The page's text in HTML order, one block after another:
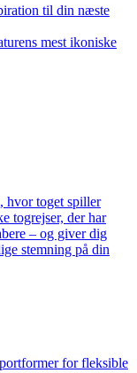
til din næste
mest ikoniske
hvor toget spiller
togrejser, der har
– og giver dig
stemning på din
for fleksible